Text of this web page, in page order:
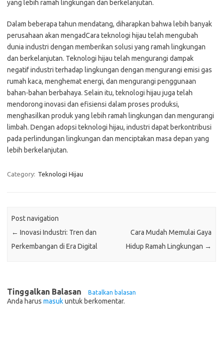
yang lebih ramah lingkungan dan berkelanjutan.
Dalam beberapa tahun mendatang, diharapkan bahwa lebih banyak
perusahaan akan mengadCara teknologi hijau telah mengubah
dunia industri dengan memberikan solusi yang ramah lingkungan
dan berkelanjutan. Teknologi hijau telah mengurangi dampak
negatif industri terhadap lingkungan dengan mengurangi emisi gas
rumah kaca, menghemat energi, dan mengurangi penggunaan
bahan-bahan berbahaya. Selain itu, teknologi hijau juga telah
mendorong inovasi dan efisiensi dalam proses produksi,
menghasilkan produk yang lebih ramah lingkungan dan mengurangi
limbah. Dengan adopsi teknologi hijau, industri dapat berkontribusi
pada perlindungan lingkungan dan menciptakan masa depan yang
lebih berkelanjutan.
Category: Teknologi Hijau
Post navigation
← Inovasi Industri: Tren dan
Perkembangan di Era Digital
Cara Mudah Memulai Gaya
Hidup Ramah Lingkungan →
Tinggalkan Balasan Batalkan balasan
Anda harus masukuntuk berkomentar.